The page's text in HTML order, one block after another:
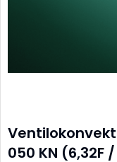
050 KN (6,32F